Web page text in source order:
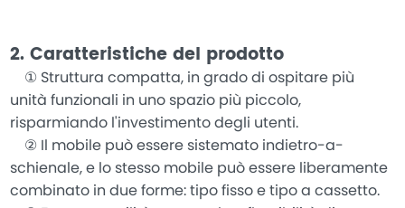
2. Caratteristiche del prodotto
① Struttura compatta, in grado di ospitare più
unità funzionali in uno spazio più piccolo,
risparmiando l'investimento degli utenti.
② Il mobile può essere sistemato indietro-a-
schienale, e lo stesso mobile può essere liberamente
combinato in due forme: tipo fisso e tipo a cassetto.